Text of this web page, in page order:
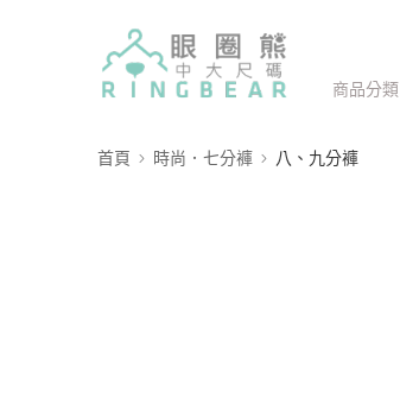
商品分類
首頁 時尚．七分褲 八、九分褲